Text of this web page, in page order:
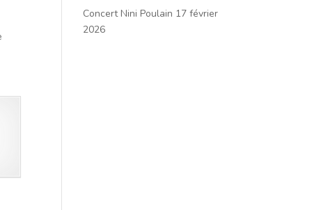
Concert Nini Poulain 17 février
2026